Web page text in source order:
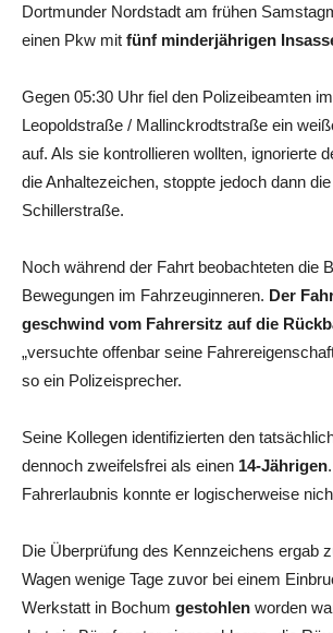
Dortmunder Nordstadt am frühen
einen Pkw mit fünf minderjährigen
Gegen 05:30 Uhr fiel den Polizeibeamten
Leopoldstraße / Mallinckrodtstraße ein
auf. Als sie kontrollieren wollten, ignorierte
die Anhaltezeichen, stoppte jedoch dann
Schillerstraße.
Noch während der Fahrt beobachteten die
Bewegungen im Fahrzeuginneren. Der
geschwind vom Fahrersitz auf die
„versuchte offenbar seine
so ein Polizeisprecher.
Seine Kollegen identifizierten den
dennoch zweifelsfrei als einen 14-Jährigen
Fahrerlaubnis konnte er logischerweise
Die Überprüfung des Kennzeichens ergab
Wagen wenige Tage zuvor bei einem
Werkstatt in Bochum gestohlen worden